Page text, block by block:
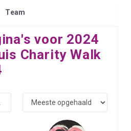
Team
voor 2024
Charity Walk